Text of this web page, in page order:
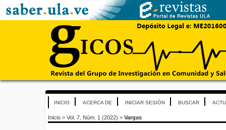
INICIO ACERCA DE INICIAR SESIÓN BUSCAR
Inicio > Vol. 7, Núm. 1 (2022) > Vargas